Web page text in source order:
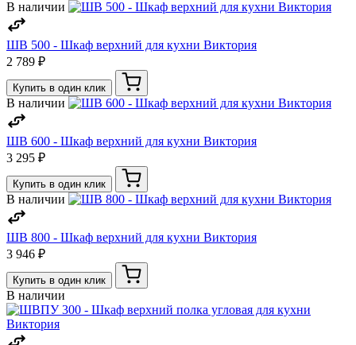
В наличии
ШВ 500 - Шкаф верхний для кухни Виктория
2 789 ₽
Купить в один клик
В наличии
ШВ 600 - Шкаф верхний для кухни Виктория
3 295 ₽
Купить в один клик
В наличии
ШВ 800 - Шкаф верхний для кухни Виктория
3 946 ₽
Купить в один клик
В наличии